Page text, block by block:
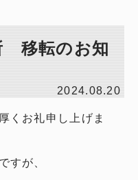
移転のお知
2024.08.20
くお礼申し上げま
すが、